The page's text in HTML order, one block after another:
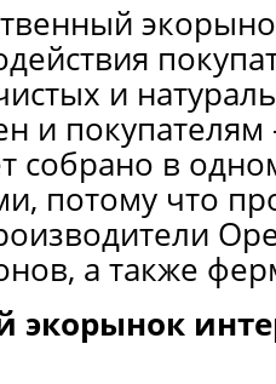
и
и покупателям
собрано в
потому что
а также
экорынок